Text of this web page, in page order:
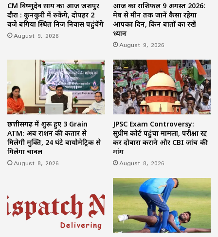
CM विष्णुदेव साय का आज जशपुर
दौरा : कुनकुरी में रुकेंगे, दोपहर 2
बजे बगिया स्थित निज निवास पहुंचेंगे
August 9, 2026
आज का राशिफल 9 अगस्त 2026:
मेष से मीन तक जानें कैसा रहेगा
आपका दिन, किन बातों का रखें
ध्यान
August 9, 2026
छत्तीसगढ़ में शुरू हुए 3 Grain
ATM: अब राशन की कतार से
मिलेगी मुक्ति, 24 घंटे बायोमेट्रिक से
मिलेगा चावल
August 8, 2026
JPSC Exam Controversy:
सुप्रीम कोर्ट पहुंचा मामला, परीक्षा रद्द
कर दोबारा कराने और CBI जांच की
मांग
August 8, 2026